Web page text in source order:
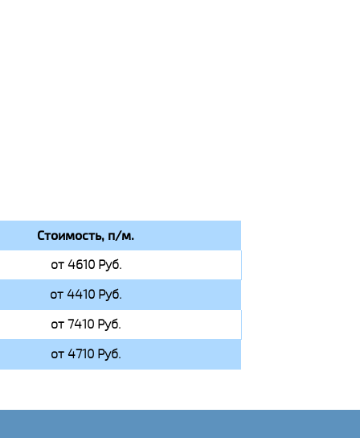
Стоимость, п/м.
от 4610 Руб.
от 4410 Руб.
от 7410 Руб.
от 4710 Руб.